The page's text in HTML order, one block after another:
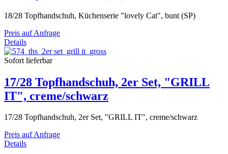
18/28 Topfhandschuh, Küchenserie "lovely Cat", bunt (SP)
Preis auf Anfrage
Details
Sofort lieferbar
17/28 Topfhandschuh, 2er Set, "GRILL
IT", creme/schwarz
17/28 Topfhandschuh, 2er Set, "GRILL IT", creme/schwarz
Preis auf Anfrage
Details